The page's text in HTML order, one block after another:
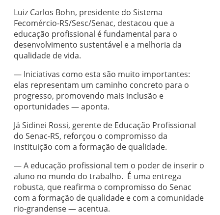
Luiz Carlos Bohn, presidente do Sistema
Fecomércio-RS/Sesc/Senac, destacou que a
educação profissional é fundamental para o
desenvolvimento sustentável e a melhoria da
qualidade de vida.
— Iniciativas como esta são muito importantes:
elas representam um caminho concreto para o
progresso, promovendo mais inclusão e
oportunidades — aponta.
Já Sidinei Rossi, gerente de Educação Profissional
do Senac-RS, reforçou o compromisso da
instituição com a formação de qualidade.
— A educação profissional tem o poder de inserir o
aluno no mundo do trabalho. É uma entrega
robusta, que reafirma o compromisso do Senac
com a formação de qualidade e com a comunidade
rio-grandense — acentua.